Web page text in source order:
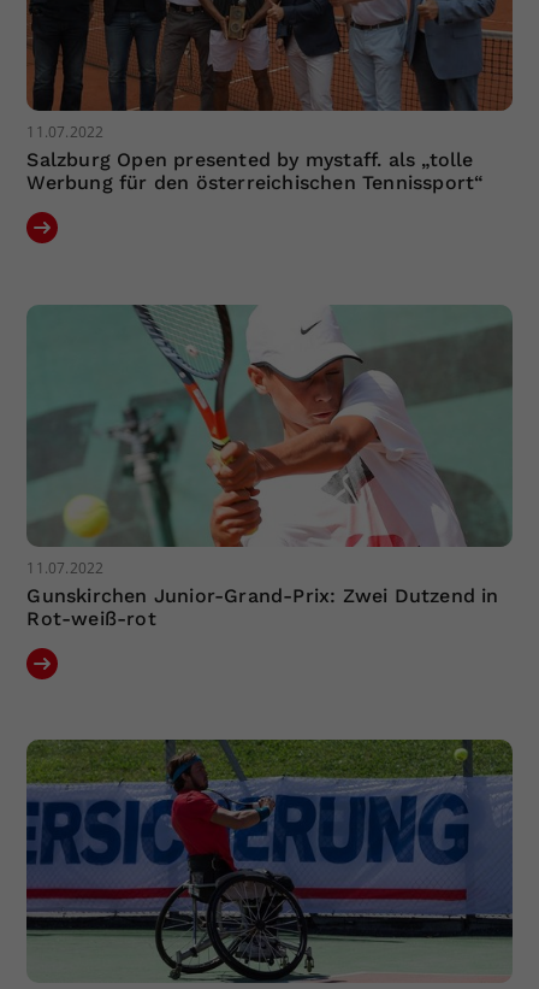
11.07.2022
Salzburg Open presented by mystaff. als „tolle
Werbung für den österreichischen Tennissport“
11.07.2022
Gunskirchen Junior-Grand-Prix: Zwei Dutzend in
Rot-weiß-rot